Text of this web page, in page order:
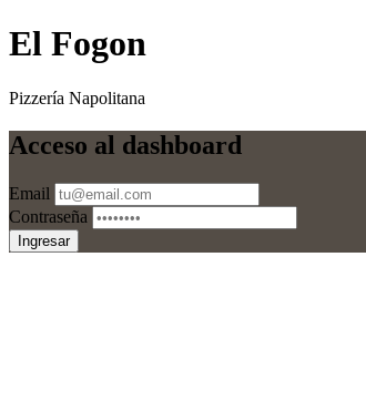
El Fogon
Pizzería Napolitana
Acceso al dashboard
Email
Contraseña
Ingresar